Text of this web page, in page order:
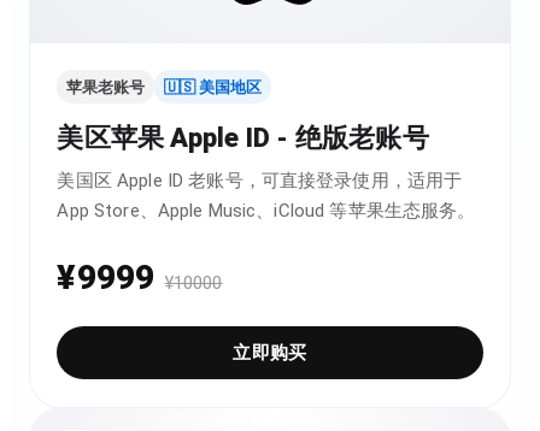
苹果老账号 🇺🇸 美国地区
美区苹果 Apple ID - 绝版老账号
美国区 Apple ID 老账号，可直接登录使用，适用于
App Store、Apple Music、iCloud 等苹果生态服务。
¥9999 ¥10000
立即购买